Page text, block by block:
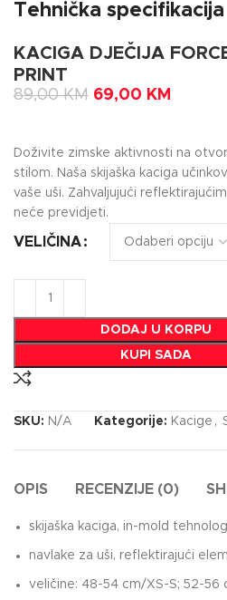
Tehnička specifikacija
KACIGA DJEČIJA
PRINT
89,00KM 69,00 KM
Doživite zimske aktivnosti na
stilom. Naša skijaška kaciga
vaše uši. Zahvaljujući
neće previdjeti.
VELIČINA
DODAJ U KORPU
KUPI SADA
SKU: N/A Kategorije: Kacige ,
OPIS RECENZIJE (0)
skijaška kaciga, in-mold
navlake za uši, reflektirajući
veličine: 48-54 cm/XS-S; 52-56